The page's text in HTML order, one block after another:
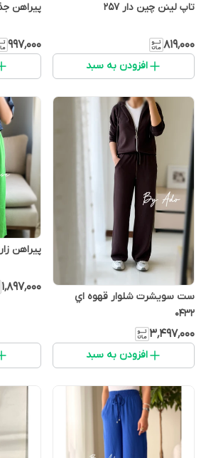
تاپ لینن چین دار 257
۸۱۹٬۰۰۰
افزودن به سبد
پیراهن
۹۹۷٬۰۰۰
ست سويشرت شلوار قهوه اي
0432
۳٬۴۹۷٬۰۰۰
افزودن به سبد
پیراهن
۱٬۸۹۷٬۰۰۰